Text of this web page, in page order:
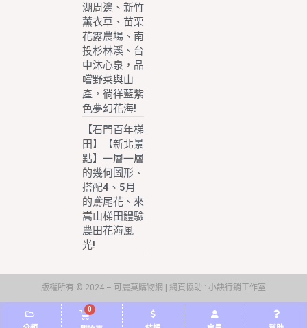
湖周邊、新竹
薰衣草、苗栗
花露農場、南
投杉林溪、台
中沐心泉，品
嚐野菜與山
產，徜徉藍紫
色夢幻花海!
【石門百年梯
田】【新北景
點】一層一層
的幾何圖形、
搭配4、5月
的鳶尾花、來
嵩山梯田體驗
農田花海風
光!
版權所有 © 2024 – 可麗莫購物網 | 網頁協助 : 小訣行銷工作室
0